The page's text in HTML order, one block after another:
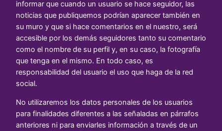
informar que cuando un usuario se hace seguidor, las
noticias que publiquemos podrían aparecer también en
su muro y que si hace comentarios en el nuestro, será
accesible por los demás seguidores tanto su comentario
como el nombre de su perfil y, en su caso, la fotografía
que tenga en el mismo. En todo caso, es
responsabilidad del usuario el uso que haga de la red
social.
No utilizaremos los datos personales de los usuarios
para finalidades diferentes a las señaladas en párrafos
anteriores ni para enviarles información a través de un